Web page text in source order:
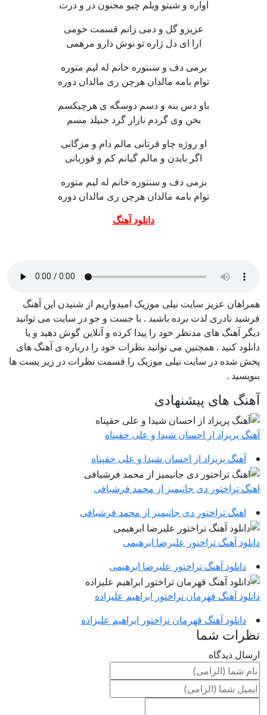
آواره و شیتو ویلم چیو مجنون در و درت
عزیزو گل و دمی زانم قسمت خومی
ارا ای دل ژاره تو نوش دارو مرهمی
بزمی دف و سنتوره خانم له لیم متوره
توام بامه مالدان هرچن ری مالدان دوره
باو دس بنه و دسم دوسگه ی هرچیکسم
بخن وی گردم نازار گرد خنیلد مسم
او روژه چاو قرتانی مالم دام و مزگانی
اگر بایدن و مالم گیانم کم و قوربانی
بزمی دف و سنتوره خانم له لیم متوره
توام بامه مالدان هرچن ری مالدان دوره
دانلود آهنگ
همراهان عزیز سایت نیلی موزیک امیدواریم از شنیدن این آهنگ
فرشید نادری لذت برده باشید . با جست و جو در سایت می توانید
دیگر آهنگ های مدنظر خود را پیدا کرده و آنلاین گوش دهید و یا
دانلود کنید . همچنین می توانید نظرات خود را درباره ی آهنگ های
پخش شده در سایت نیلی موزیک را قسمت نظرات در زیر پست ها
بنویسید .
آهنگ های پیشنهادی
آهنگ پریزاد از احسان شیدا و علی حقپناه
آهنگ پریزاد از احسان شیدا و علی حقپناه
اهنگ تراختور دی جانیمیز از محمد فرشبافی
اهنگ تراختور دی جانیمیز از محمد فرشبافی
دانلود آهنگ تراختور علیرضا ابرهیمی
دانلود آهنگ تراختور علیرضا ابرهیمی
دانلود آهنگ قهرمان تراختور ابراهیم علیزاده
دانلود آهنگ قهرمان تراختور ابراهیم علیزاده
نظرات شما
ارسال دیدگاه